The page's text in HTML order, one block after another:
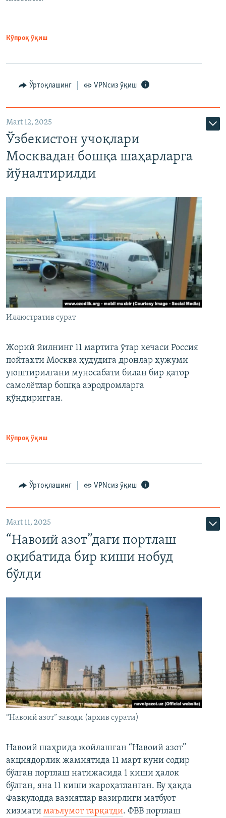
Кўпроқ ўқиш
Ўртоқлашинг VPNсиз ўқиш
Mart 12, 2025
Ўзбекистон учоқлари
Москвадан бошқа шаҳарларга
йўналтирилди
Иллюстратив сурат
Жорий йилнинг 11 мартига ўтар кечаси Россия
пойтахти Москва ҳудудига дронлар ҳужуми
уюштирилгани муносабати билан бир қатор
самолётлар бошқа аэродромларга
қўндиригган.
Кўпроқ ўқиш
Ўртоқлашинг VPNсиз ўқиш
Mart 11, 2025
“Навоий азот”даги портлаш
оқибатида бир киши нобуд
бўлди
“Навоий азот” заводи (архив сурати)
Навоий шаҳрида жойлашган “Навоий азот”
акциядорлик жамиятида 11 март куни содир
бўлган портлаш натижасида 1 киши ҳалок
бўлган, яна 11 киши жароҳатланган. Бу ҳақда
Фавқулодда вазиятлар вазирлиги матбуот
хизмати маълумот тарқатди. ФВВ портлаш